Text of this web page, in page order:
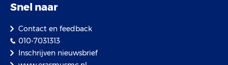
Snel naar
Contact en feedback
010-7031313
Inschrijven nieuwsbrief